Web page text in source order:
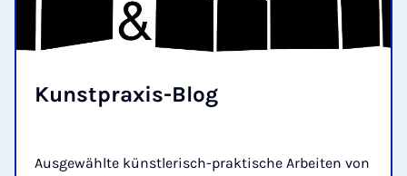
Kun­st­prax­is-Blog
Ausgewählte künstlerisch-praktische Arbeiten von